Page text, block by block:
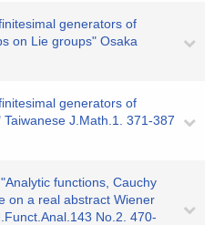
generators of
on Lie groups" Osaka
generators of
J.Math.1. 371-387
functions, Cauchy
on a real abstract Wiener
No.2. 470-